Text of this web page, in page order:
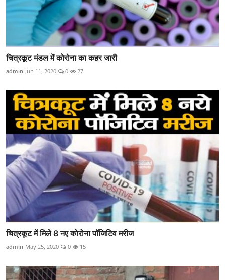
चित्रकूट मंडल में कोरोना का कहर जारी
admin Jun 11, 2020 0 27
चित्रकूट में मिले 8 नए कोरोना पाॅजिटिव मरीज
admin May 25, 2020 0 15